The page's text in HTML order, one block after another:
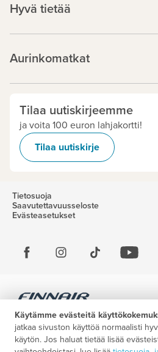
Hyvä tietää
Aurinkomatkat
Tilaa uutiskirjeemme
ja voita 100 euron lahjakortti!
Tilaa uutiskirje
Tietosuoja
Saavutettavuusseloste
Evästeasetukset
Käytämme evästeitä
jatkaa sivuston käyttöä normaalisti
käytön. Jos haluat tietää lisää